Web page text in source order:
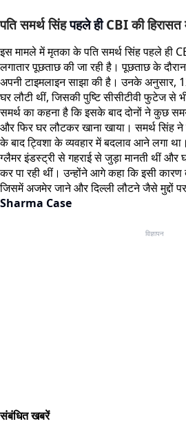
पति समर्थ सिंहपहले हीCBI की हिरासत
इस मामले में मृतका के पति समर्थ सिंह पहले ही
लगातार पूछताछ की जा रही है। पूछताछ के
अपनी टाइमलाइन साझा की है। उनके अनुसार,
घर लौटी थीं, जिसकी पुष्टि सीसीटीवी फुटेज से
समर्थ का कहना है कि इसके बाद दोनों ने कुछ
और फिर घर लौटकर खाना खाया। समर्थ सिंह ने
के बाद ट्विशा के व्यवहार में बदलाव आने लगा
ग्लैमर इंडस्ट्री से गहराई से जुड़ा मानती थीं
कर पा रही थीं। उन्होंने आगे कहा कि इसी कारण
जिसमें अजमेर जाने और दिल्ली लौटने जैसे मुद्दों
Sharma Case
विज्ञापन
संबंधित खबरें